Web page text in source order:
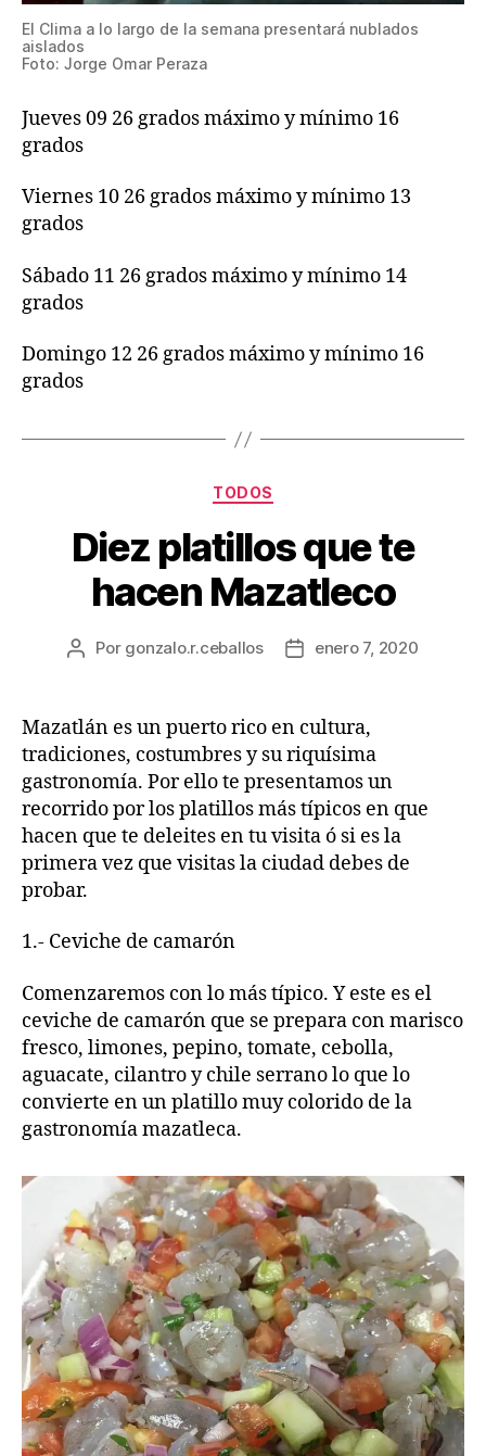
El Clima a lo largo de la semana presentará nublados
aislados
Foto: Jorge Omar Peraza
Jueves 09 26 grados máximo y mínimo 16
grados
Viernes 10 26 grados máximo y mínimo 13
grados
Sábado 11 26 grados máximo y mínimo 14
grados
Domingo 12 26 grados máximo y mínimo 16
grados
TODOS
Diez platillos que te
hacen Mazatleco
Por gonzalo.r.ceballos enero 7, 2020
Mazatlán es un puerto rico en cultura,
tradiciones, costumbres y su riquísima
gastronomía. Por ello te presentamos un
recorrido por los platillos más típicos en que
hacen que te deleites en tu visita ó si es la
primera vez que visitas la ciudad debes de
probar.
1.- Ceviche de camarón
Comenzaremos con lo más típico. Y este es el
ceviche de camarón que se prepara con marisco
fresco, limones, pepino, tomate, cebolla,
aguacate, cilantro y chile serrano lo que lo
convierte en un platillo muy colorido de la
gastronomía mazatleca.